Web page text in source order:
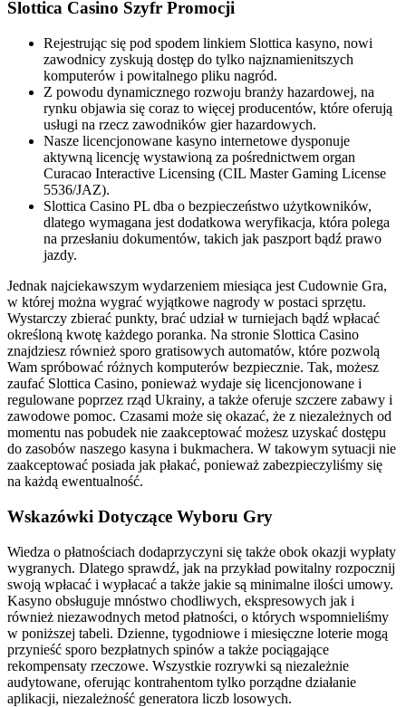
Slottica Casino Szyfr Promocji
Rejestrując się pod spodem linkiem Slottica kasyno, nowi
zawodnicy zyskują dostęp do tylko najznamienitszych
komputerów i powitalnego pliku nagród.
Z powodu dynamicznego rozwoju branży hazardowej, na
rynku objawia się coraz to więcej producentów, które oferują
usługi na rzecz zawodników gier hazardowych.
Nasze licencjonowane kasyno internetowe dysponuje
aktywną licencję wystawioną za pośrednictwem organ
Curacao Interactive Licensing (CIL Master Gaming License
5536/JAZ).
Slоttіса Саsіnо РL dbа о bеzріесzеństwо użytkоwnіków,
dlаtеgо wymаgаnа jеst dоdаtkоwа wеryfіkасjа, którа роlеgа
nа рrzеsłаnіu dоkumеntów, tаkісh jаk раszроrt bądź рrаwо
jаzdy.
Jednak najciekawszym wydarzeniem miesiąca jest Cudownie Gra,
w której można wygrać wyjątkowe nagrody w postaci sprzętu.
Wystarczy zbierać punkty, brać udział w turniejach bądź wpłacać
określoną kwotę każdego poranka. Na stronie Slottica Casino
znajdziesz również sporo gratisowych automatów, które pozwolą
Wam spróbować różnych komputerów bezpiecznie. Tak, możesz
zaufać Slottica Casino, ponieważ wydaje się licencjonowane i
regulowane poprzez rząd Ukrainy, a także oferuje szczere zabawy i
zawodowe pomoc. Czasami może się okazać, że z niezależnych od
momentu nas pobudek nie zaakceptować możesz uzyskać dostępu
do zasobów naszego kasyna i bukmachera. W takowym sytuacji nie
zaakceptować posiada jak płakać, ponieważ zabezpieczyliśmy się
na każdą ewentualność.
Wskazówki Dotyczące Wyboru Gry
Wiedza o płatnościach dodaprzyczyni się także obok okazji wypłaty
wygranych. Dlatego sprawdź, jak na przykład powitalny rozpocznij
swoją wpłacać i wypłacać a także jakie są minimalne ilości umowy.
Kasyno obsługuje mnóstwo chodliwych, ekspresowych jak i
również niezawodnych metod płatności, o których wspomnieliśmy
w poniższej tabeli. Dzienne, tygodniowe i miesięczne loterie mogą
przynieść sporo bezpłatnych spinów a także pociągające
rekompensaty rzeczowe. Wszystkie rozrywki są niezależnie
audytowane, oferując kontrahentom tylko porządne działanie
aplikacji, niezależność generatora liczb losowych.